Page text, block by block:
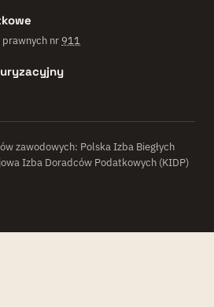
nr 911
zawodowych: Polska Izba Biegłych
Izba Doradców Podatkowych (KIDP)